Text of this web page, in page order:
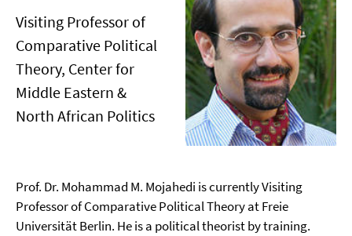
Visiting Professor of
Comparative Political
Theory, Center for
Middle Eastern &
North African Politics
Prof. Dr. Mohammad M. Mojahedi is currently Visiting
Professor of Comparative Political Theory at Freie
Universität Berlin. He is a political theorist by training.